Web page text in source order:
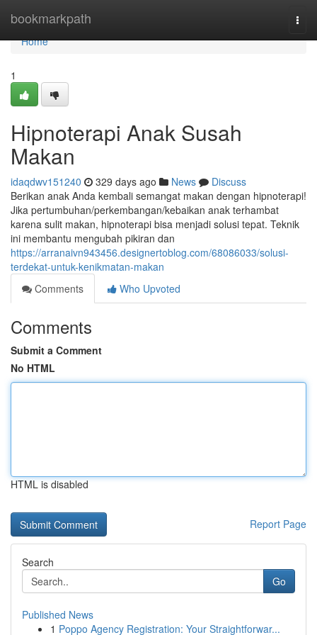
bookmarkpath
Home
Home
1
Hipnoterapi Anak Susah
Makan
idaqdwv151240 329 days ago News
Discuss
Berikan anak Anda kembali semangat makan dengan hipnoterapi!
Jika pertumbuhan/perkembangan/kebaikan anak terhambat
karena sulit makan, hipnoterapi bisa menjadi solusi tepat. Teknik
ini membantu mengubah pikiran dan
https://arranaivn943456.designertoblog.com/68086033/solusi-
terdekat-untuk-kenikmatan-makan
Comments
Who Upvoted
Comments
Submit a Comment
No HTML
HTML is disabled
Report Page
Search
Go
Published News
1 Poppo Agency Registration: Your Straightforwar...